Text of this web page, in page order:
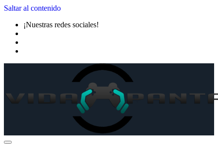
Saltar al contenido
¡Nuestras redes sociales!